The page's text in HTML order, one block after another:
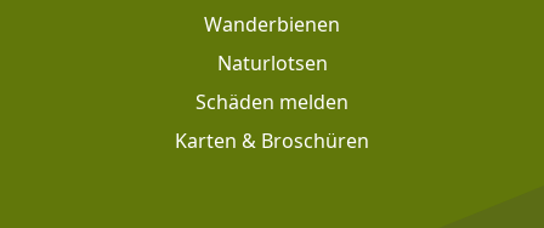
Wanderbienen
Naturlotsen
Schäden melden
Karten & Broschüren